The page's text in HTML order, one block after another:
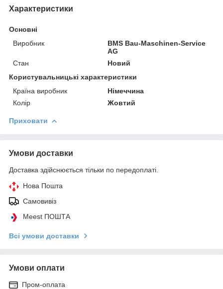
Характеристики
Основні
Виробник
BMS Bau-Maschinen-Service
AG
Стан
Новий
Користувальницькі характеристики
Країна виробник
Німеччина
Колір
Жовтий
Приховати
Умови доставки
Доставка здійснюється тільки по передоплаті.
Нова Пошта
Самовивіз
Meest ПОШТА
Всі умови доставки
Умови оплати
Пром-оплата